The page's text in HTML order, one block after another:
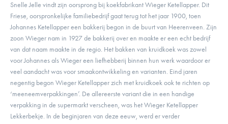
Snelle Jelle vindt zijn oorsprong bij koekfabrikant Wieger Ketellapper. Dit
Friese, oorspronkelijke familiebedrijf gaat terug tot het jaar 1900, toen
Johannes Ketellapper een bakkerij begon in de buurt van Heerenveen. Zijn
zoon Wieger nam in 1927 de bakkerij over en maakte er een echt bedrijf
van dat naam maakte in de regio. Het bakken van kruidkoek was zowel
voor Johannes als Wieger een liefhebberij binnen hun werk waardoor er
veel aandacht was voor smaakontwikkeling en varianten. Eind jaren
negentig begon Wieger Ketellapper zich met kruidkoek ook te richten op
‘meeneemverpakkingen’. De allereerste variant die in een handige
verpakking in de supermarkt verscheen, was het Wieger Ketellapper
Lekkerbekje. In de beginjaren van deze eeuw, werd er verder